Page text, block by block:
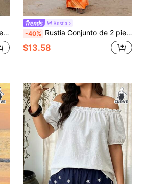
Rustia
-40% Rustia Conjunto de 2 piezas con estampado floral para mujer talla grande para vacaciones
$13.58